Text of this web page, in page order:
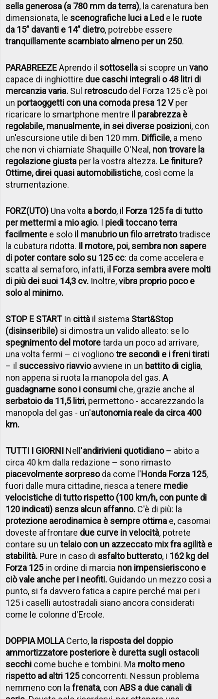
sella generosa (a 780 mm da terra), la carenatura ben
dimensionata, le scenografiche luci a Led e le ruote
da 15” davanti e 14” dietro, potrebbe essere
tranquillamente scambiato almeno per un 250.
PARABREEZEAprendo il sottosella si scopre unvano
capace di inghiottire due caschi integrali o 48 litri di
mercanzia varia. Sul retroscudodel Forza 125 c'è poi
un portaoggetti con una comoda presa 12 Vper
ricaricare lo smartphone mentre il parabrezza è
regolabile, manualmente, in sei diverse posizioni, con
un'escursione utile di ben 120 mm. Difficile, a meno
che non vi chiamiate Shaquille O'Neal, non trovare la
regolazione giusta per la vostra altezza. Le finiture?
Ottime, direi quasi automobilistiche, così come la
strumentazione.
FORZ(UTO) Una volta a bordo, il Forza 125 fa di tutto
per mettermi a mio agio. I piedi toccano terra
facilmente e solo il manubrio un filo arretratotradisce
la cubatura ridotta. Il motore, poi, sembra non sapere
di poter contare solo su 125 cc: da come accelera e
scatta al semaforo, infatti, il Forza sembra avere molti
di più dei suoi 14,3 cv. Inoltre,vibra proprio poco e
solo al minimo.
STOP E STARTIn città il sistema Start&Stop
(disinseribile) si dimostra un valido alleato: se lo
spegnimento del motoretarda un poco ad arrivare,
una volta fermi – ci voglionotre secondi e i freni tirati
– il successivo riavvioavviene in un battito di ciglia,
non appena si ruota la manopola del gas.A
guadagnarne sono i consumi che, grazie anche al
serbatoio da 11,5 litri, permettono - accarezzando la
manopola del gas - un'autonomia reale da circa 400
km.
TUTTI I GIORNI Nell'andirivieni quotidiano– abito a
circa 40 km dalla redazione – sono rimasto
piacevolmente sorpresoda come l'Honda Forza 125,
fuori dalle mura cittadine, riesca a tenere medie
velocistiche di tutto rispetto (100 km/h, con punte di
120 indicati) senza alcun affanno. C'è di più: la
protezione aerodinamica è sempre ottima e, casomai
doveste affrontare due curve in velocità, potrete
contare su untelaio con un azzeccato mix fra agilità e
stabilità. Pure in caso di asfalto butterato, i 162 kg del
Forza 125in ordine di marcia non impensieriscono e
ciò vale anche per i neofiti. Guidando un mezzo così a
punto, si fa davvero fatica a capire perché mai per i
125 i caselli autostradali siano ancora considerati
come le colonne d'Ercole.
DOPPIA MOLLACerto, la risposta del doppio
ammortizzatore posteriore è duretta sugli ostacoli
secchi come buche e tombini. Ma molto meno
rispetto ad altri 125concorrenti. Nessun problema
nemmeno con lafrenata, conABS a due canali di